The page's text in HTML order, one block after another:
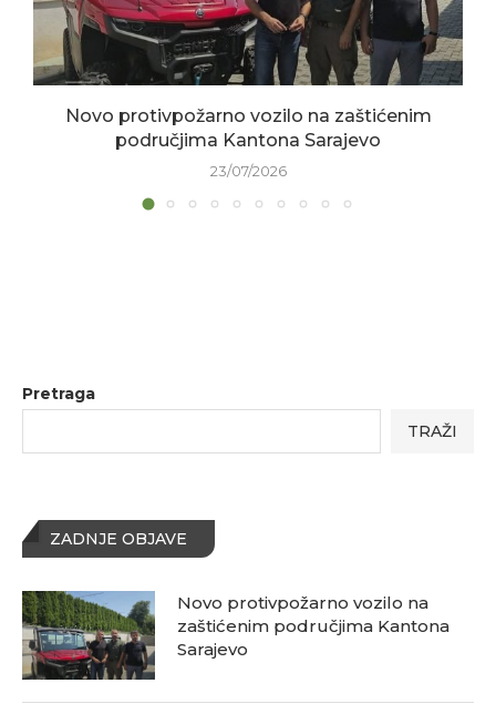
Novo protivpožarno vozilo na zaštićenim
područjima Kantona Sarajevo
23/07/2026
Pretraga
TRAŽI
ZADNJE OBJAVE
Novo protivpožarno vozilo na
zaštićenim područjima Kantona
Sarajevo